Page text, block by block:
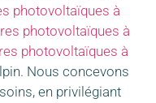
photovoltaïques à
photovoltaïques à
photovoltaïques à
Nous concevons
en privilégiant